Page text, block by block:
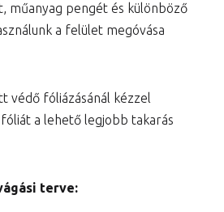
műanyag pengét és különböző
a felület megóvása
védő fóliázásánál kézzel
a lehető legjobb takarás
terve: